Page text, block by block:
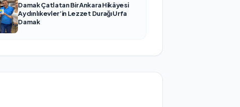
Damak Çatlatan Bir Ankara Hikâyesi
Aydınlıkevler’in Lezzet Durağı Urfa
Damak